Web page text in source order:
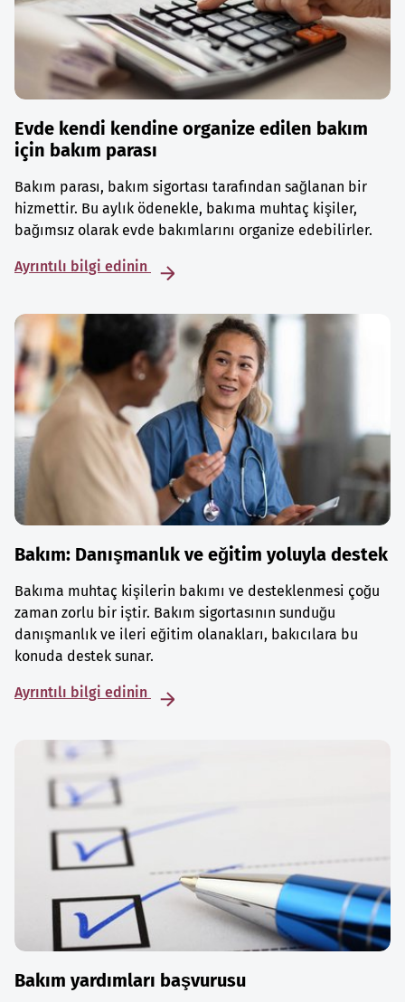
Evde kendi kendine organize edilen bakım
için bakım parası
Bakım parası, bakım sigortası tarafından sağlanan bir
hizmettir. Bu aylık ödenekle, bakıma muhtaç kişiler,
bağımsız olarak evde bakımlarını organize edebilirler.
Ayrıntılı bilgi edinin
Bakım: Danışmanlık ve eğitim yoluyla destek
Bakıma muhtaç kişilerin bakımı ve desteklenmesi çoğu
zaman zorlu bir iştir. Bakım sigortasının sunduğu
danışmanlık ve ileri eğitim olanakları, bakıcılara bu
konuda destek sunar.
Ayrıntılı bilgi edinin
Bakım yardımları başvurusu